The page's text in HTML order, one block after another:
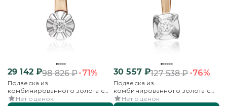
29 142₽98 826₽-71%
Подвеска из
комбинированного золота с
бриллиантом
Нет оценок
30 557₽127 538₽-76%
Подвеска из
комбинированного золота с
бриллиантом
Нет оценок